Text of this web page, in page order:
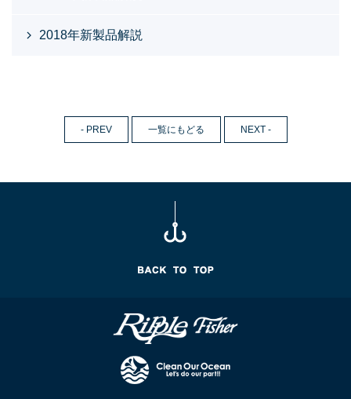
2018年新製品解説
- PREV 一覧にもどる NEXT -